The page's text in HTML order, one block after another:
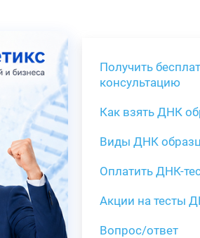
Получить
консультацию
Как взять ДНК
Виды ДНК
Оплатить ДНК-
Акции на тесты
Вопрос/ответ